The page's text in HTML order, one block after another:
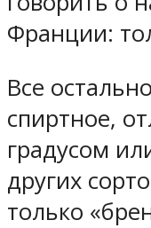
Франции:
Все
спиртное,
градусом
других
только